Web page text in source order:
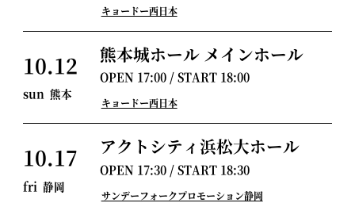
キョードー西日本
10.12
sun 熊本
熊本城ホール メインホール
OPEN 17:00 / START 18:00
キョードー西日本
10.17
fri 静岡
アクトシティ浜松大ホール
OPEN 17:30 / START 18:30
サンデーフォークプロモーション静岡